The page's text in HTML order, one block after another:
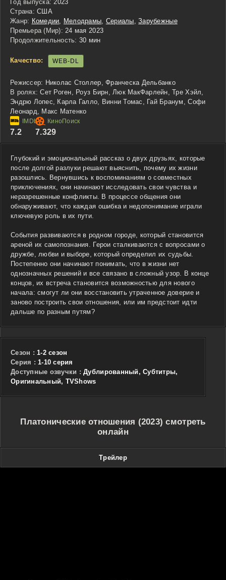
Год выпуска: 2023
Страна: США
Жанр: Комедии Мелодрамы Сериалы ,Зарубежные
Премьера (Мир): 24 мая 2023
Продолжительность: 30 мин
Качество: WEB-DL
Режиссер: Николас Столлер, Франческа Дельбанко
В ролях: Сет Роген, Роуз Бирн, Люк МакФарлейн, Тре Хэйл,
Эндрю Лопес, Карла Галло, Винни Томас, Гай Бранум, Софи
Леонард, Макс Матенко
7.2 7.329
Глубокий и эмоциональный рассказ о двух друзьях, которые
после долгой разлуки решают выяснить, почему их жизни
разошлись. Вернувшись к воспоминаниям о совместных
приключениях, они начинают исследовать свои чувства и
неразрешенные конфликты. В процессе общения они
обнаруживают, что каждая ошибка и недопонимание играли
ключевую роль в их пути.
События развиваются в родном городе, который становится
ареной их самопознания. Герои сталкиваются с вопросами о
дружбе, любви и выборе, который определил их судьбы.
Постепенно они начинают понимать, что в жизни нет
однозначных решений и все связано в сложный узор. В конце
концов, их встреча становится возможностью для нового
начала: смогут ли они восстановить утраченное доверие и
заново построить свои отношения, или им предстоит идти
дальше по разным путям?
Сезон : 1-2 сезон
Cерия : 1-10 серия
Доступные озвучки : Дублированный, Субтитры,
Оригинальный, TVShows
Платонические отношения (2023) смотреть
онлайн
Трейлер